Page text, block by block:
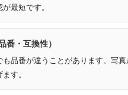
最短です。
番・互換性）
も品番が違うことがあります。写
す。